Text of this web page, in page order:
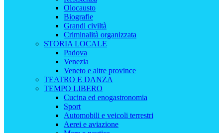
Olocausto
Biografie
Grandi civiltà
Criminalità organizzata
STORIA LOCALE
Padova
Venezia
Veneto e altre province
TEATRO E DANZA
TEMPO LIBERO
Cucina ed enogastronomia
Sport
Automobili e veicoli terrestri
Aerei e aviazione